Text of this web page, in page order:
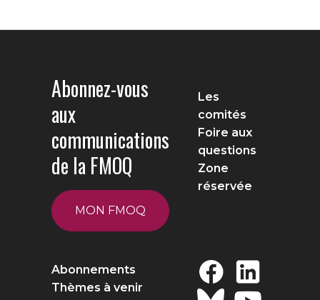
Abonnez-vous
aux
communications
de la FMOQ
MON FMOQ
Les
comités
Foire aux
questions
Zone
réservée
Abonnements
Thèmes à venir